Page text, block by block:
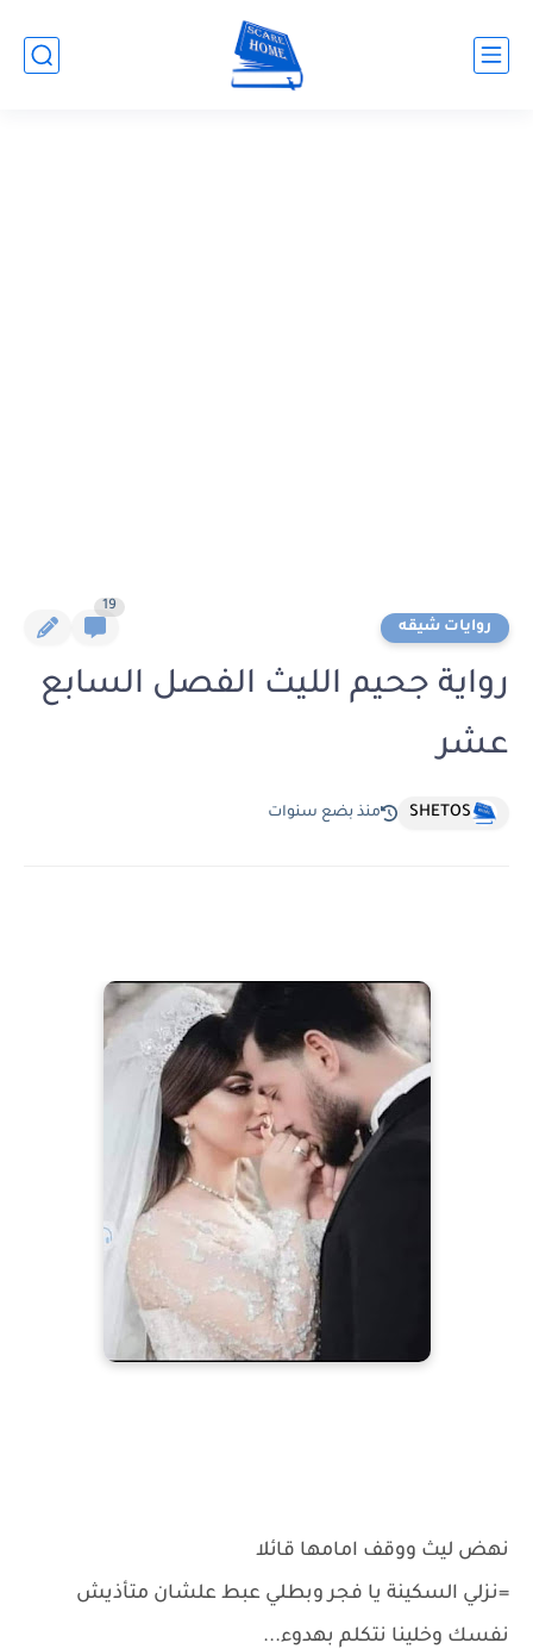
روايات شيقه
19
رواية جحيم الليث الفصل السابع
عشر
SHETOS منذ بضع سنوات
نهض ليث ووقف امامها قائلا
=نزلي السكينة يا فجر وبطلي عبط علشان متأذيش
نفسك وخلينا نتكلم بهدوء...